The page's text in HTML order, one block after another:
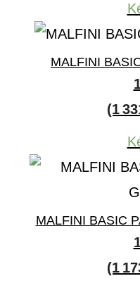
MALFINI
(1
MALFINI BASIC
(1